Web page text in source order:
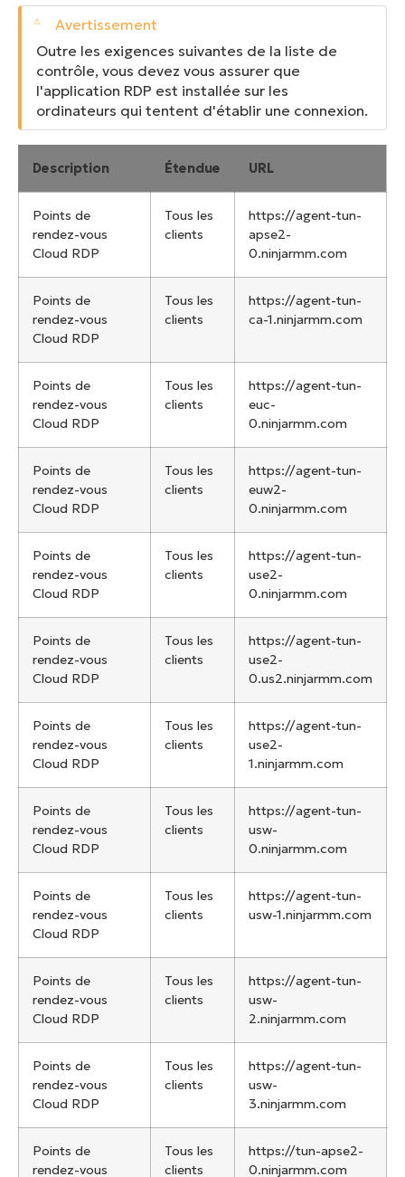
Outre les exigences suivantes de la liste de
contrôle, vous devez vous assurer que
l'application RDP est installée sur les
ordinateurs qui tentent d'établir une connexion.
Description Étendue URL
Points de
rendez-vous
Cloud RDP
Tous les
clients
https://agent-tun-
apse2-
0.ninjarmm.com
Points de
rendez-vous
Cloud RDP
Tous les
clients
https://agent-tun-
ca-1.ninjarmm.com
Points de
rendez-vous
Cloud RDP
Tous les
clients
https://agent-tun-
euc-
0.ninjarmm.com
Points de
rendez-vous
Cloud RDP
Tous les
clients
https://agent-tun-
euw2-
0.ninjarmm.com
Points de
rendez-vous
Cloud RDP
Tous les
clients
https://agent-tun-
use2-
0.ninjarmm.com
Points de
rendez-vous
Cloud RDP
Tous les
clients
https://agent-tun-
use2-
0.us2.ninjarmm.com
Points de
rendez-vous
Cloud RDP
Tous les
clients
https://agent-tun-
use2-
1.ninjarmm.com
Points de
rendez-vous
Cloud RDP
Tous les
clients
https://agent-tun-
usw-
0.ninjarmm.com
Points de
rendez-vous
Cloud RDP
Tous les
clients
https://agent-tun-
usw-1.ninjarmm.com
Points de
rendez-vous
Cloud RDP
Tous les
clients
https://agent-tun-
usw-
2.ninjarmm.com
Points de
rendez-vous
Cloud RDP
Tous les
clients
https://agent-tun-
usw-
3.ninjarmm.com
Points de
rendez-vous
Tous les
clients
https://tun-apse2-
0.ninjarmm.com